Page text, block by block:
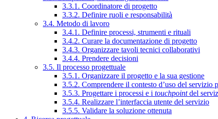
3.3.1. Coordinatore di progetto
3.3.2. Definire ruoli e responsabilità
3.4. Metodo di lavoro
3.4.1. Definire processi, strumenti e rituali
3.4.2. Curare la documentazione di progetto
3.4.3. Organizzare tavoli tecnici collaborativi
3.4.4. Prendere decisioni
3.5. Il processo progettuale
3.5.1. Organizzare il progetto e la sua gestione
3.5.2. Comprendere il contesto d’uso del servizio
3.5.3. Progettare i processi e i touchpointdel
3.5.4. Realizzare l’interfaccia utente del servizio
3.5.5. Validare la soluzione ottenuta